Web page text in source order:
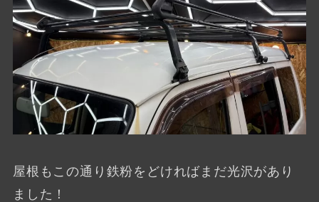
屋根もこの通り鉄粉をどければまだ光沢があり
ました！